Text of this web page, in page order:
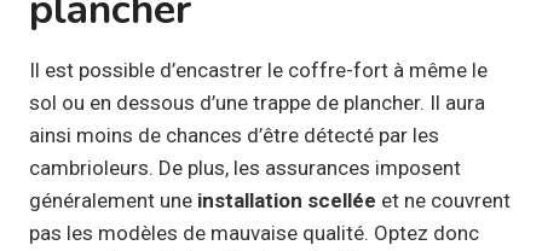
Il est possible d’encastrer le coffre-fort à même le
sol ou en dessous d’une trappe de plancher. Il aura
ainsi moins de chances d’être détecté par les
cambrioleurs. De plus, les assurances imposent
généralement une installation scellée et ne couvrent
pas les modèles de mauvaise qualité. Optez donc